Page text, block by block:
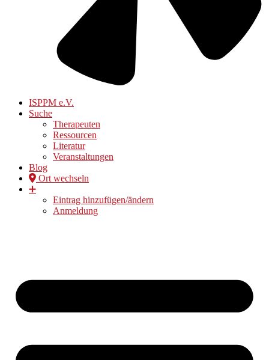
ISPPM e.V.
Suche
Therapeuten
Ressourcen
Literatur
Veranstaltungen
Blog
Ort wechseln
➕
Eintrag hinzufügen/ändern
Anmeldung